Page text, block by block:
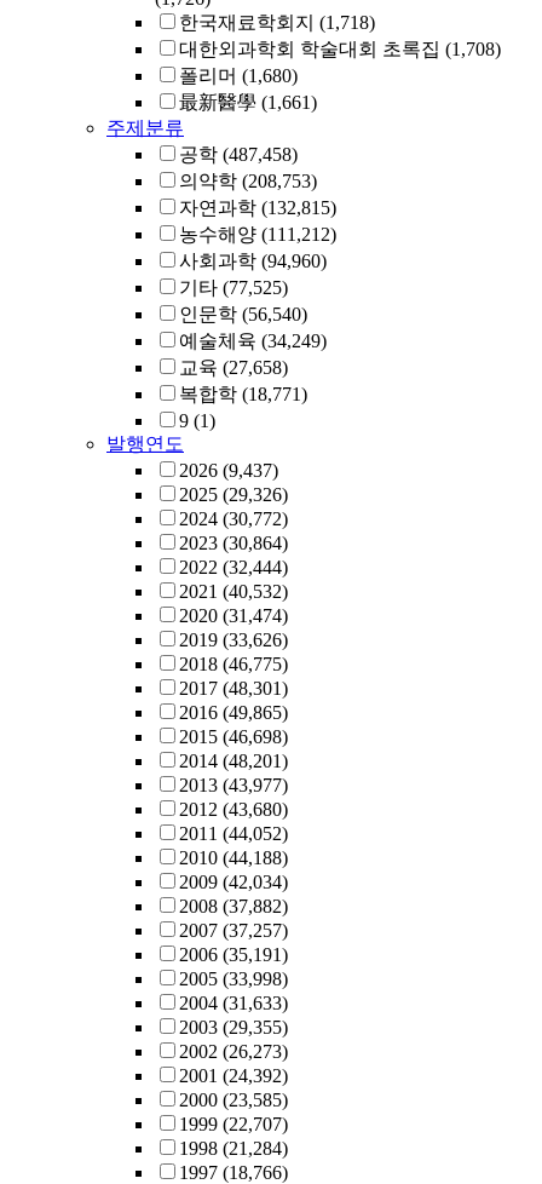
한국재료학회지 (1,718)
대한외과학회 학술대회 초록집 (1,708)
폴리머 (1,680)
最新醫學 (1,661)
주제분류
공학 (487,458)
의약학 (208,753)
자연과학 (132,815)
농수해양 (111,212)
사회과학 (94,960)
기타 (77,525)
인문학 (56,540)
예술체육 (34,249)
교육 (27,658)
복합학 (18,771)
9 (1)
발행연도
2026 (9,437)
2025 (29,326)
2024 (30,772)
2023 (30,864)
2022 (32,444)
2021 (40,532)
2020 (31,474)
2019 (33,626)
2018 (46,775)
2017 (48,301)
2016 (49,865)
2015 (46,698)
2014 (48,201)
2013 (43,977)
2012 (43,680)
2011 (44,052)
2010 (44,188)
2009 (42,034)
2008 (37,882)
2007 (37,257)
2006 (35,191)
2005 (33,998)
2004 (31,633)
2003 (29,355)
2002 (26,273)
2001 (24,392)
2000 (23,585)
1999 (22,707)
1998 (21,284)
1997 (18,766)